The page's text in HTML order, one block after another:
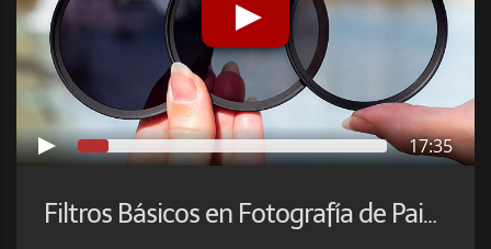
17:35
Filtros Básicos en Fotografía de Paisaje